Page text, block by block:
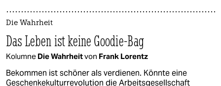
Die Wahrheit
Das Leben ist keine Goodie-Bag
Kolumne Die Wahrheitvon Frank Lorentz
Bekommen ist schöner als verdienen. Könnte eine
Geschenkekulturrevolution die Arbeitsgesellschaft